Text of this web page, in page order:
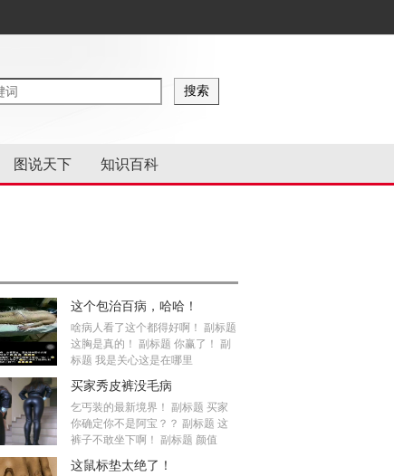
图说天下 知识百科
这个包治百病，哈哈！
啥病人看了这个都得好啊！ 副标题
这胸是真的！ 副标题 你赢了！ 副
标题 我是关心这是在哪里
买家秀皮裤没毛病
乞丐装的最新境界！ 副标题 买家
你确定你不是阿宝？？ 副标题 这
裤子不敢坐下啊！ 副标题 颜值
这鼠标垫太绝了！